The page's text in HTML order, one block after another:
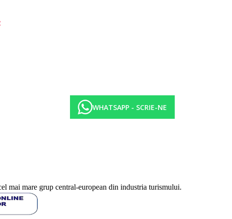
si Arion Green Riviera ca parte a ofertei all inclusive.
WHATSAPP - SCRIE-NE
mai mare grup central-european din industria turismului.